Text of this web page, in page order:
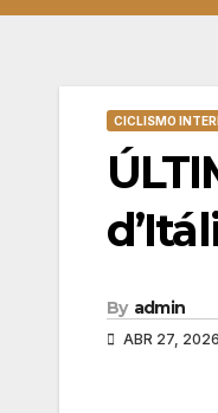
CICLISMO
By admin
ABR 27, 2026